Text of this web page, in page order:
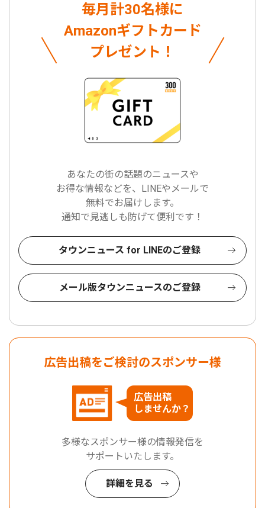
毎月計30名様に
Amazonギフトカード
プレゼント！
あなたの街の話題のニュースや
お得な情報などを、LINEやメールで
無料でお届けします。
通知で見逃しも防げて便利です！
タウンニュース for LINEのご登録
メール版タウンニュースのご登録
広告出稿をご検討のスポンサー様
広告出稿
しませんか？
多様なスポンサー様の情報発信を
サポートいたします。
詳細を見る